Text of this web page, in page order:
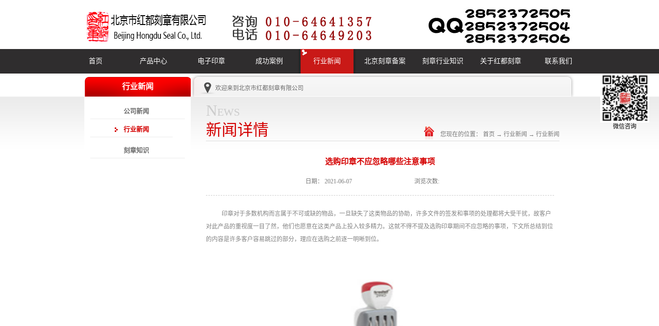
首页 产品中心 电子印章 成功案例 行业新闻 北京刻章备案 刻章行业知识 关于红都刻章 联系我们
行业新闻
公司新闻
行业新闻
刻章知识
欢迎来到 北京市红都刻章有限公司
News
新闻详情
您现在的位置： 首页 → 行业新闻 → 行业新闻
选购印章不应忽略哪些注意事项
日期： 2021-06-07 浏览次数:
印章对于多数机构而言属于不可或缺的物品，一旦缺失了这类物品的协助，许多文件的签发和事项的处理都将大受干扰，故客户
对此产品的重视度一目了然，他们也愿意在这类产品上投入较多精力。这就不得不提及选购印章期间不应忽略的事项，下文所总结到位
的内容是许多客户容易跳过的部分，理应在选购之前逐一明晰到位。
微信咨询